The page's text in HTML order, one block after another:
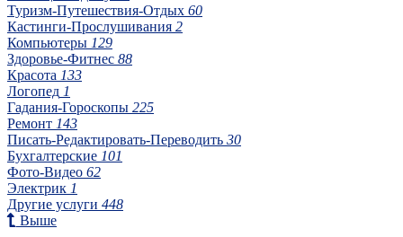
Туризм-Путешествия-Отдых 60
Кастинги-Прослушивания 2
Компьютеры 129
Здоровье-Фитнес 88
Красота 133
Логопед 1
Гадания-Гороскопы 225
Ремонт 143
Писать-Редактировать-Переводить 30
Бухгалтерские 101
Фото-Видео 62
Электрик 1
Другие услуги 448
Выше